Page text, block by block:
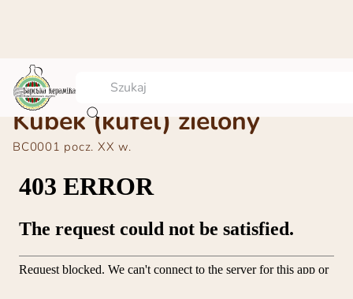
Kubek (kufel) zielony
BC0001 pocz. ХХ w.